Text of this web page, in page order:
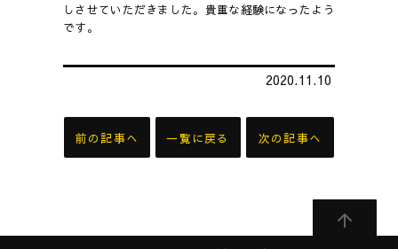
しさせていただきました。貴重な経験になったよう
です。
2020.11.10
前の記事へ 一覧に戻る 次の記事へ